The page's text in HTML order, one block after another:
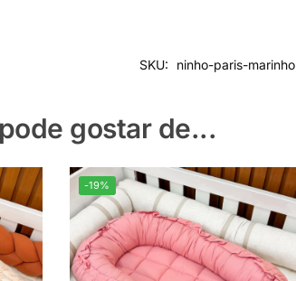
SKU: ninho-paris-marinho
gostar de...
-19%